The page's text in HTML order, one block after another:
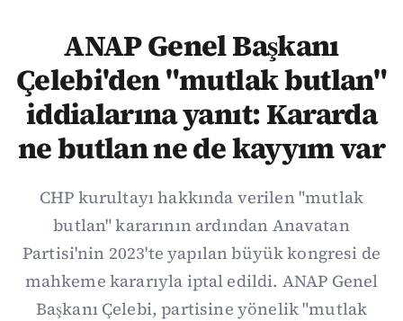
ANAP Genel Başkanı
Çelebi'den "mutlak butlan"
iddialarına yanıt: Kararda
ne butlan ne de kayyım var
CHP kurultayı hakkında verilen "mutlak
butlan" kararının ardından Anavatan
Partisi'nin 2023'te yapılan büyük kongresi de
mahkeme kararıyla iptal edildi. ANAP Genel
Başkanı Çelebi, partisine yönelik "mutlak